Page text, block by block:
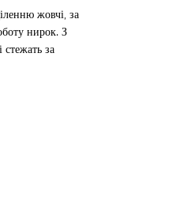
жовчі, за
нирок. З
за